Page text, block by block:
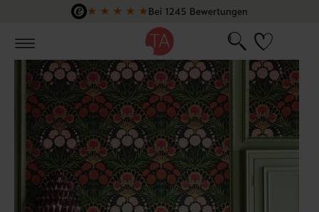
Zum Hauptinhalt springen
★ ★ ★ ★ ★Bei 1245 Bewertungen